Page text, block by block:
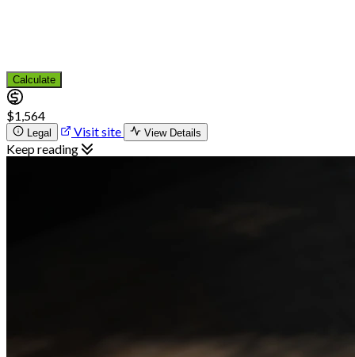
Calculate
$1,564
Legal Visit site View Details
Keep reading